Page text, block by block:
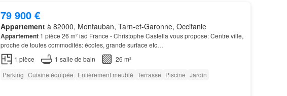
79 900 €
Appartementà 82000, Montauban, Tarn-et-Garonne, Occitanie
Appartement1 pièce 26 m² iad France - Christophe Castella vous propose: Centre ville,
proche de toutes commodités: écoles, grande surface etc…
1 pièce 1 salle de bain
26 m²
Parking Cuisine équipée Entièrement meublé Terrasse Piscine Jardin